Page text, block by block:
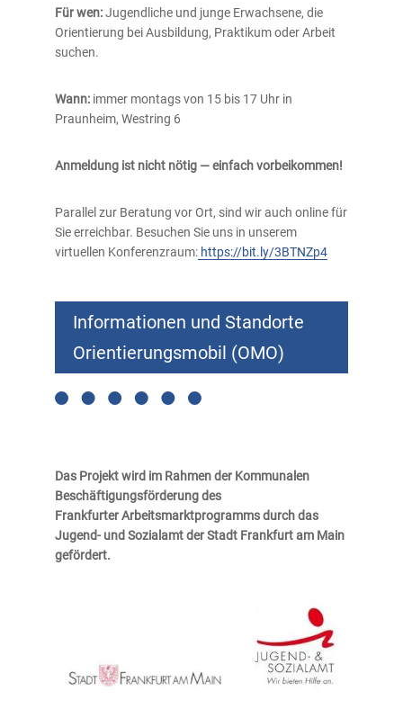
Für wen:Jugendliche und junge Erwachsene, die
Orientierung bei Ausbildung, Praktikum oder Arbeit
suchen.
Wann:immer montags von 15 bis 17 Uhr in
Praunheim, Westring 6
Anmeldung ist nicht nötig — einfach vorbeikommen!
Parallel zur Beratung vor Ort, sind wir auch online für
Sie erreichbar. Besuchen Sie uns in unserem
virtuellen Konferenzraum:https://bit.ly/3BTNZp4
Informationen und Standorte
Orientierungsmobil (OMO)
Das Projekt wird im Rahmen der Kommunalen
Beschäftigungsförderung des
Frankfurter Arbeitsmarktprogramms durch das
Jugend- und Sozialamt der Stadt Frankfurt am Main
gefördert.